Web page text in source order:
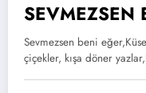
SEVMEZSEN
Sevmezsen beni
çiçekler, kışa döner